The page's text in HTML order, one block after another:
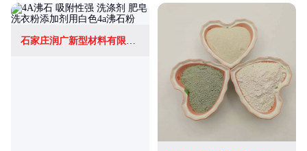
石家庄润广新型材料有限公司